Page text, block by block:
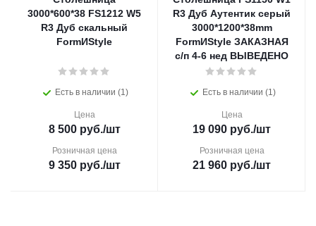
3000*600*38 FS1212 W5
R3 Дуб скальный
FormИStyle
Есть в наличии (1)
Цена
8 500руб./шт
Розничная цена
9 350руб./шт
R3 Дуб Аутентик серый
3000*1200*38mm
FormИStyle ЗАКАЗНАЯ
с/п 4-6 нед ВЫВЕДЕНО
Есть в наличии (1)
Цена
19 090 руб./шт
Розничная цена
21 960 руб./шт